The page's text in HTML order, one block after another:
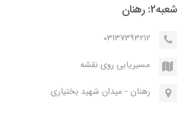
شعبه2: رهنان
03137393212
مسیریابی روی نقشه
رهنان - میدان شهید بختیاری